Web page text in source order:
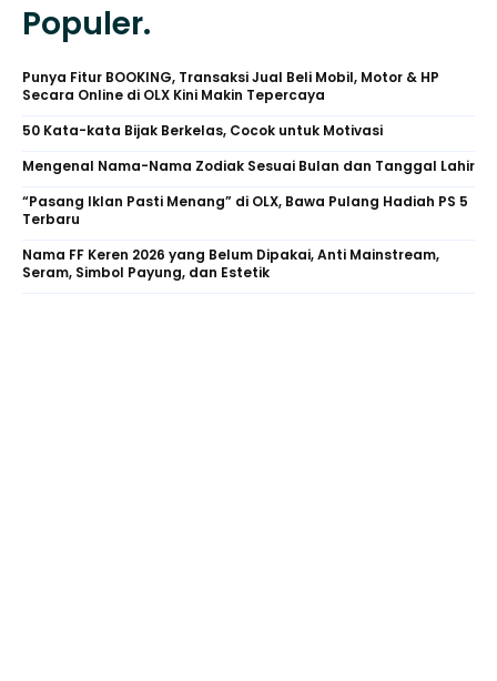
Populer.
Punya Fitur BOOKING, Transaksi Jual Beli Mobil, Motor & HP
Secara Online di OLX Kini Makin Tepercaya
50 Kata-kata Bijak Berkelas, Cocok untuk Motivasi
Mengenal Nama-Nama Zodiak Sesuai Bulan dan Tanggal Lahir
“Pasang Iklan Pasti Menang” di OLX, Bawa Pulang Hadiah PS 5
Terbaru
Nama FF Keren 2026 yang Belum Dipakai, Anti Mainstream,
Seram, Simbol Payung, dan Estetik